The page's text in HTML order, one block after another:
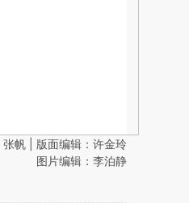
张帆 | 版面编辑：许金玲
图片编辑：李泊静